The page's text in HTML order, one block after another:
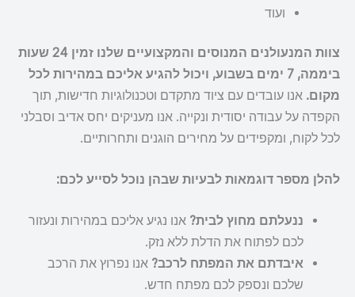
ועוד
צוות המנעולנים המנוסים והמקצועיים שלנו זמין 24 שעות
ביממה, 7 ימים בשבוע, ויכול להגיע אליכם במהירות לכל
מקום. אנו עובדים עם ציוד מתקדם וטכנולוגיות חדישות, תוך
הקפדה על עבודה יסודית ונקייה. אנו מעניקים יחס אדיב וסבלני
לכל לקוח, ומקפידים על מחירים הוגנים ותחרותיים.
להלן מספר דוגמאות לבעיות שבהן נוכל לסייע לכם:
ננעלתם מחוץ לבית? אנו נגיע אליכם במהירות ונעזור
לכם לפתוח את הדלת ללא נזק.
איבדתם את המפתח לרכב? אנו נפרוץ את הרכב
שלכם ונספק לכם מפתח חדש.